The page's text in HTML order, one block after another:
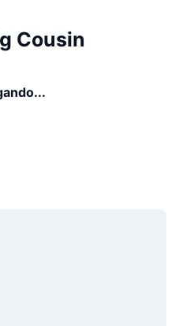
Cousin